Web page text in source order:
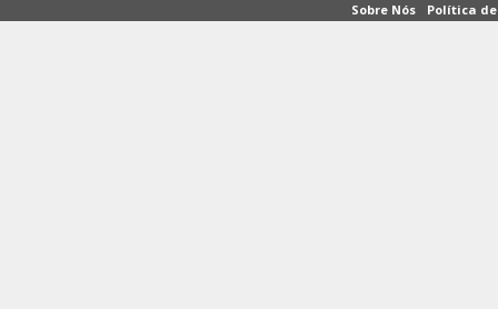
Sobre Nós Política